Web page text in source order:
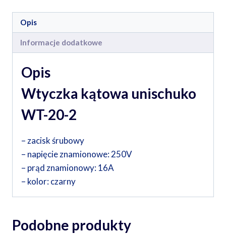
Opis
Informacje dodatkowe
Opis
Wtyczka kątowa unischuko
WT-20-2
– zacisk śrubowy
– napięcie znamionowe: 250V
– prąd znamionowy: 16A
– kolor: czarny
Podobne produkty